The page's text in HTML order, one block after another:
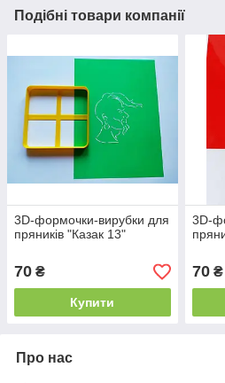
Подібні товари компанії
3D-формочки-вирубки для
пряників "Казак 13"
70 ₴
Купити
3D-
70₴
Про нас